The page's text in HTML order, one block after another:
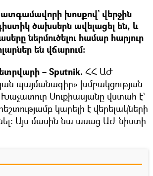
խոսքով` վերջին
ծախսերն ավելացել են, և
ներմուծելու համար հարյուր
են վճարում։
– Sputnik. ՀՀ ԱԺ
պայմանագիր» խմբակցության
Սուքիասյանը վստահ է`
կարելի է վերելակների
Այս մասին նա ասաց ԱԺ նիստի